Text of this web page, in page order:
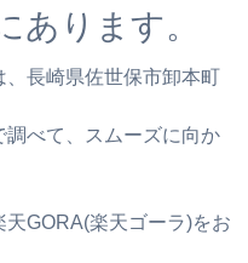
あります。
、長崎県佐世保市卸本町
調べて、スムーズに向か
GORA(楽天ゴーラ)をお